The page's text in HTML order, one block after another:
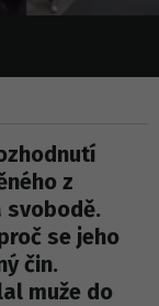
z
svobodě.
se jeho
čin.
muže do